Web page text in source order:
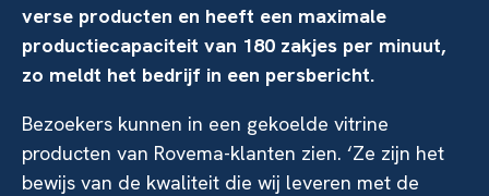
verse producten en heeft een maximale
productiecapaciteit van 180 zakjes per minuut,
zo meldt het bedrijf in een persbericht.
Bezoekers kunnen in een gekoelde vitrine
producten van Rovema-klanten zien. ‘Ze zijn het
bewijs van de kwaliteit die wij leveren met de